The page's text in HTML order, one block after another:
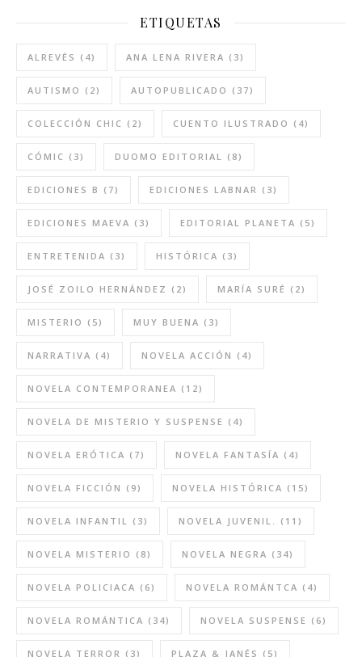
ETIQUETAS
ALREVÉS (4) ANA LENA RIVERA (3)
AUTISMO (2) AUTOPUBLICADO (37)
COLECCIÓN CHIC (2) CUENTO ILUSTRADO (4)
CÓMIC (3) DUOMO EDITORIAL (8)
EDICIONES B (7) EDICIONES LABNAR (3)
EDICIONES MAEVA (3) EDITORIAL PLANETA (5)
ENTRETENIDA (3) HISTÓRICA (3)
JOSÉ ZOILO HERNÁNDEZ (2) MARÍA SURÉ (2)
MISTERIO (5) MUY BUENA (3)
NARRATIVA (4) NOVELA ACCIÓN (4)
NOVELA CONTEMPORANEA (12)
NOVELA DE MISTERIO Y SUSPENSE (4)
NOVELA ERÓTICA (7) NOVELA FANTASÍA (4)
NOVELA FICCIÓN (9) NOVELA HISTÓRICA (15)
NOVELA INFANTIL (3) NOVELA JUVENIL. (11)
NOVELA MISTERIO (8) NOVELA NEGRA (34)
NOVELA POLICIACA (6) NOVELA ROMÁNTCA (4)
NOVELA ROMÁNTICA (34) NOVELA SUSPENSE (6)
NOVELA TERROR (3) PLAZA & JANÉS (5)